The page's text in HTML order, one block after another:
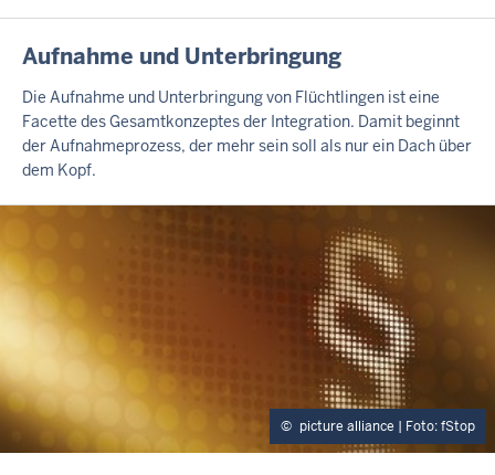
A
L
T
S
E
I
T
I
H
A
T
S
Aufnahme und Unterbringung
Die Aufnahme und Unterbringung von Flüchtlingen ist eine
Facette des Gesamtkonzeptes der Integration. Damit beginnt
der Aufnahmeprozess, der mehr sein soll als nur ein Dach über
dem Kopf.
picture alliance | Foto: fStop